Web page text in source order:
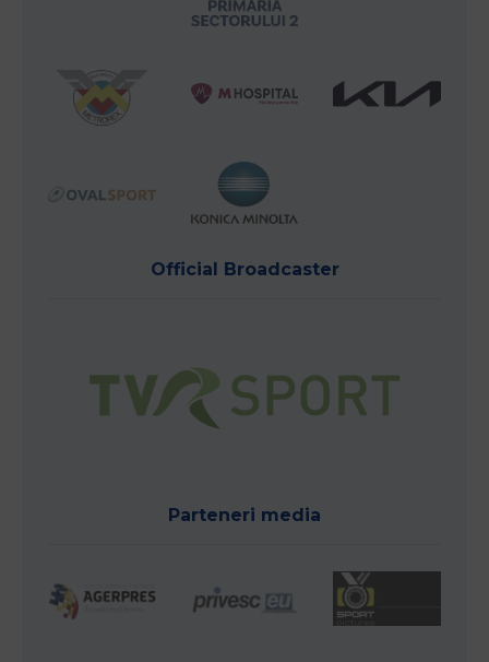
Official Broadcaster
Parteneri media